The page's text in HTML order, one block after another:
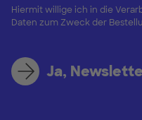
Hiermit willige ich in die
Daten zum Zweck der
Ja,